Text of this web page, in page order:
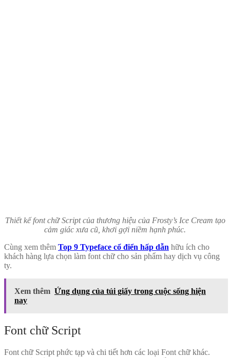
Thiết kế font chữ Script của thương hiệu của Frosty’s Ice Cream tạo
cảm giác xưa cũ, khơi gợi niềm hạnh phúc.
Cùng xem thêm Top 9 Typeface cổ điển hấp dẫn hữu ích cho
khách hàng lựa chọn làm font chữ cho sản phẩm hay dịch vụ công
ty.
Xem thêm Ứng dụng của túi giấy trong cuộc sống hiện
nay
Font chữ Script
Font chữ Script phức tạp và chi tiết hơn các loại Font chữ khác.